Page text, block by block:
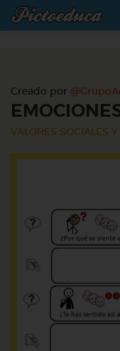
Creado por
VALORES SOCIALES